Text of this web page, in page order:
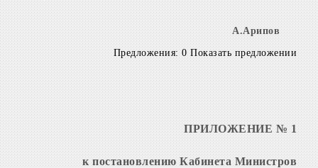
А.Арипов
Предложения: 0 Показать предложении
ПРИЛОЖЕНИЕ № 1
к постановлению Кабинета Министров